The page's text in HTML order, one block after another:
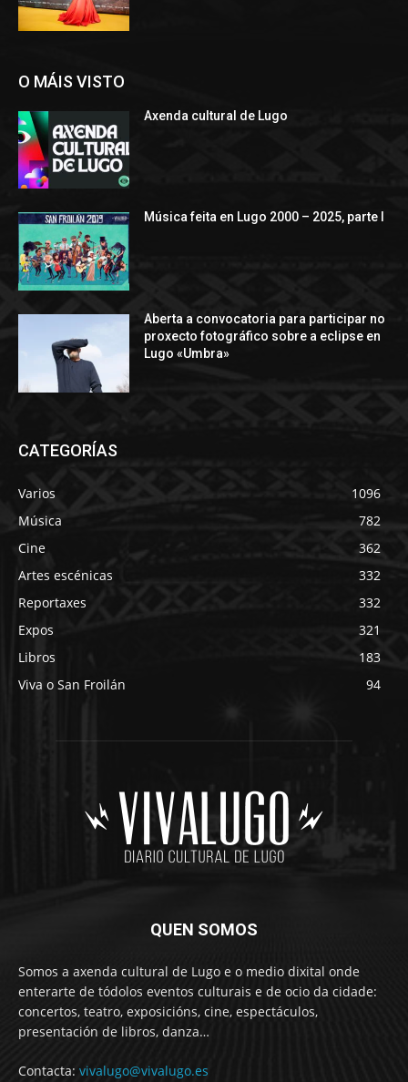
O MÁIS VISTO
Axenda cultural de Lugo
Música feita en Lugo 2000 – 2025, parte I
Aberta a convocatoria para participar no
proxecto fotográfico sobre a eclipse en
Lugo «Umbra»
CATEGORÍAS
Varios
1096
Música
782
Cine
362
Artes escénicas
332
Reportaxes
332
Expos
321
Libros
183
Viva o San Froilán
94
QUEN SOMOS
Somos a axenda cultural de Lugo e o medio dixital onde
enterarte de tódolos eventos culturais e de ocio da cidade:
concertos, teatro, exposicións, cine, espectáculos,
presentación de libros, danza…
Contacta: vivalugo@vivalugo.es